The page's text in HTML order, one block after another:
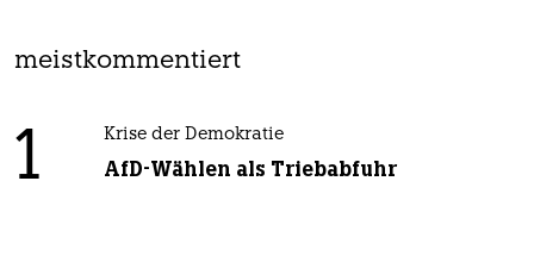
meistkommentiert
1 Krise der Demokratie
AfD-Wählen als Triebabfuhr